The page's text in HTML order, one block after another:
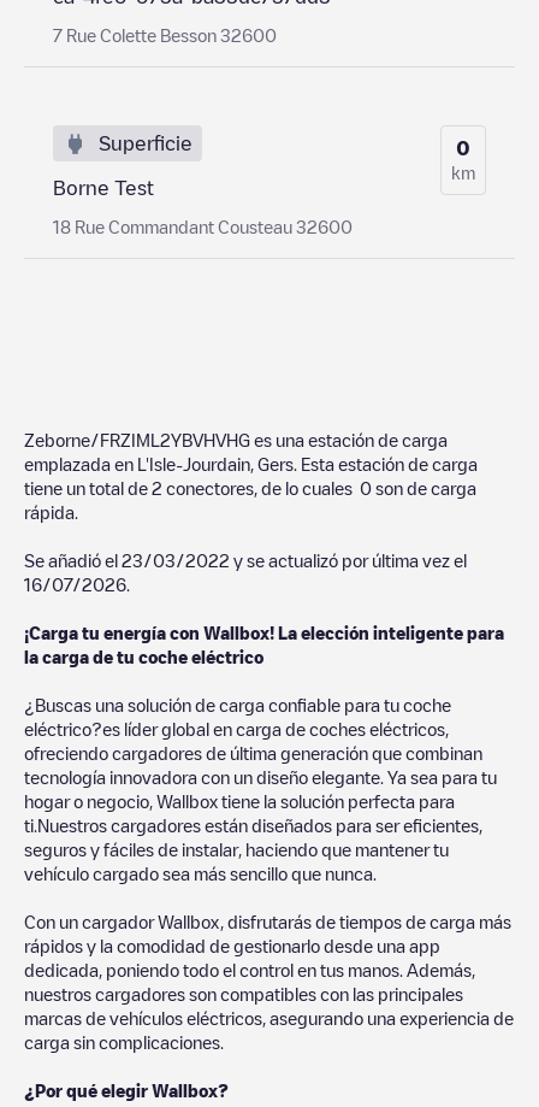
7 Rue Colette Besson 32600
Superficie
Borne Test
18 Rue Commandant Cousteau 32600
0
km
Zeborne/FRZIML2YBVHVHG es una estación de carga
emplazada en L'Isle-Jourdain Gers . Esta estación de carga
tiene un total de 2 conectores, de lo cuales 0 son de carga
rápida.
Se añadió el 23/03/2022 y se actualizó por última vez el
16/07/2026
¡Carga tu energía con Wallbox! La elección inteligente para
la carga de tu coche eléctrico
¿Buscas una solución de carga confiable para tu coche
eléctrico?es líder global en carga de coches eléctricos,
ofreciendo cargadores de última generación que combinan
tecnología innovadora con un diseño elegante. Ya sea para tu
hogar o negocio, Wallbox tiene la solución perfecta para
ti.Nuestros cargadores están diseñados para ser eficientes,
seguros y fáciles de instalar, haciendo que mantener tu
vehículo cargado sea más sencillo que nunca.
Con un cargador Wallbox, disfrutarás de tiempos de carga más
rápidos y la comodidad de gestionarlo desde una app
dedicada, poniendo todo el control en tus manos. Además,
nuestros cargadores son compatibles con las principales
marcas de vehículos eléctricos, asegurando una experiencia de
carga sin complicaciones.
¿Por qué elegir Wallbox?